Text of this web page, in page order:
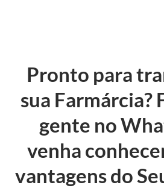
Pronto para
sua Farmárcia?
gente no
venha
vantagens do